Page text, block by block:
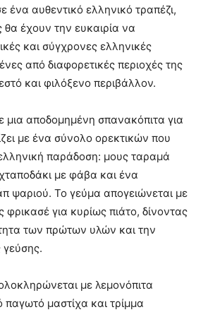
ένα αυθεντικό ελληνικό τραπέζι,
θα έχουν την ευκαιρία να
και σύγχρονες ελληνικές
από διαφορετικές περιοχές της
και φιλόξενο περιβάλλον.
μια αποδομημένη σπανακόπιτα για
με ένα σύνολο ορεκτικών που
παράδοση: μους ταραμά
με φάβα και ένα
ψαριού. Το γεύμα απογειώνεται με
φρικασέ για κυρίως πιάτο, δίνοντας
των πρώτων υλών και την
γεύσης.
με λεμονόπιτα
μαστίχα και τρίμμα